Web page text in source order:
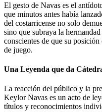
El gesto de Navas es el
que minutos antes había
del costarricense no solo
sino que subraya la
conscientes de que su
de juego.
Una Leyenda que da
La reacción del público y la
Keylor Navas es un acto de
títulos y reconocimientos